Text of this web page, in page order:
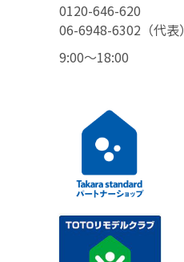
0120-646-620
06-6948-6302（代表）
9:00〜18:00